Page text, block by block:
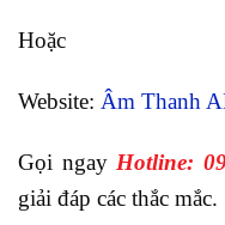
Hoặc
Website: Âm Thanh
Gọi ngay Hotline:
giải đáp các thắc mắc.